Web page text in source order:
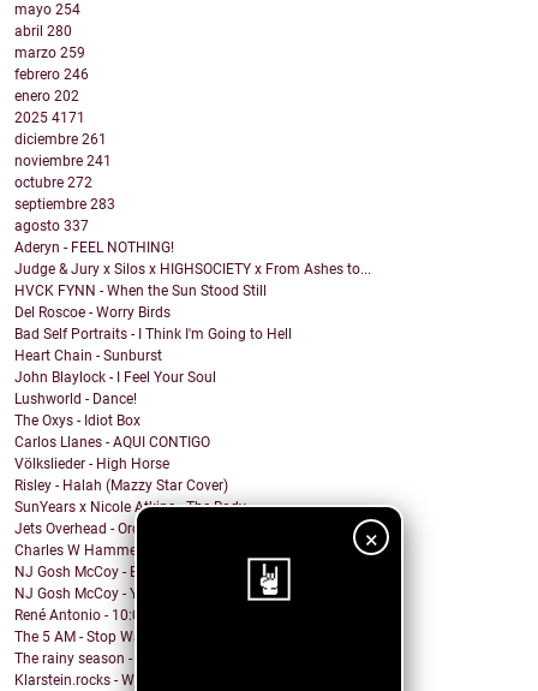
×
mayo 254
abril 280
marzo 259
febrero 246
enero 202
2025 4171
diciembre 261
noviembre 241
octubre 272
septiembre 283
agosto 337
Aderyn - FEEL NOTHING!
Judge & Jury x Silos x HIGHSOCIETY x From Ashes to...
HVCK FYNN - When the Sun Stood Still
Del Roscoe - Worry Birds
Bad Self Portraits - I Think I'm Going to Hell
Heart Chain - Sunburst
John Blaylock - I Feel Your Soul
Lushworld - Dance!
The Oxys - Idiot Box
Carlos Llanes - AQUI CONTIGO
Völkslieder - High Horse
Risley - Halah (Mazzy Star Cover)
SunYears x Nicole Atkins - The Body
Jets Overhead - Ordinary Dreamers
Charles W Hammell Jr – Dragonfly
NJ Gosh McCoy - Breakfast (Remix by NJ Gosh McCoy)
NJ Gosh McCoy - You're My Girl But You're My Man (...
René Antonio - 10:00 PM
The 5 AM - Stop Wait A Minute
The rainy season - In This Moment
Klarstein.rocks - When I'm Burning Matches